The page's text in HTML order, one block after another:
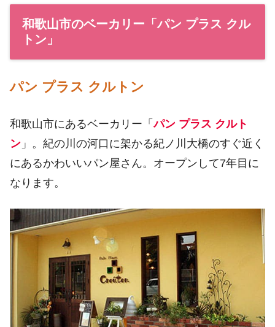
和歌山市のベーカリー「パン プラス クル
トン」
パン プラス クルトン
和歌山市にあるベーカリー「パン プラス クルト
ン 」。紀の川の河口に架かる紀ノ川大橋のすぐ近く
にあるかわいいパン屋さん。オープンして7年目に
なります。